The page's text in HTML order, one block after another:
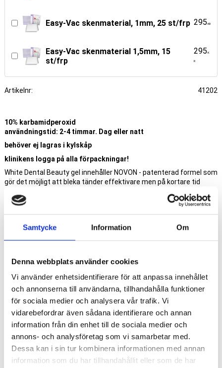
Samtycke Information Om
Denna webbplats använder cookies
Vi använder enhetsidentifierare för att anpassa innehållet
och annonserna till användarna, tillhandahålla funktioner
för sociala medier och analysera vår trafik. Vi
vidarebefordrar även sådana identifierare och annan
information från din enhet till de sociala medier och
annons- och analysföretag som vi samarbetar med.
Dessa kan i sin tur kombinera informationen med annan
information som du har tillhandahållit eller som de har
Easy-Vac skenmaterial, 1mm, 25 st/frp 295 KR
Easy-Vac skenmaterial 1,5mm, 15
st/frp
295 K
R
Artikelnr 41202
10% karbamidperoxid
användningstid: 2-4 timmar. Dag eller natt
behöver ej lagras i kylskåp
klinikens logga på alla förpackningar!
White Dental Beauty gel innehåller NOVON - patenterad formel som
gör det möjligt att bleka tänder effektivare men på kortare tid
innehåller kaliumnitrat och fluorid
hög vattenhalt för att motverka sensibilitet och förstärka
färgstabilitet
miljövänliga förpackningar för att motverka koldioxidutsläpp
attraktiv och modern design & presentation som tilltalar patienter
Produkter av samma varumärke